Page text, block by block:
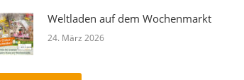
Weltladen auf dem Wochenmarkt
24. März 2026